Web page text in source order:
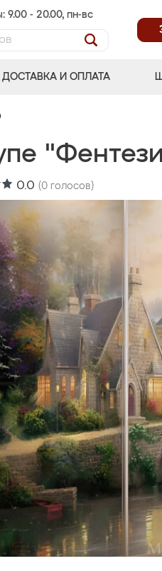
9.00 - 20.00, пн-вс
ДОСТАВКА И ОПЛАТА
0.0 (0 голосов)